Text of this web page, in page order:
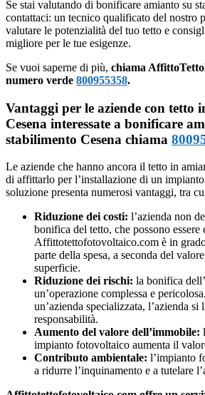
Se stai valutando di bonificare amianto su
contattaci: un tecnico qualificato del nostro
valutare le potenzialità del tuo tetto e
migliore per le tue esigenze.
Se vuoi saperne di più, chiama
numero verde 800955358.
Vantaggi per le aziende con tetto
Cesena interessate a bonificare
stabilimento Cesena chiama
Le aziende che hanno ancora il tetto in
di affittarlo per l’installazione di un
soluzione presenta numerosi vantaggi, tra
Riduzione dei costi: l’azienda non
bonifica del tetto, che possono essere
Affittotettofotovoltaico.com è in
parte della spesa, a seconda del
superficie.
Riduzione dei rischi: la bonifica
un’operazione complessa e
un’azienda specializzata, l’azienda si
responsabilità.
Aumento del valore dell’immobile:
impianto fotovoltaico aumenta il
Contributo ambientale: l’impianto
a ridurre l’inquinamento e a tutelare